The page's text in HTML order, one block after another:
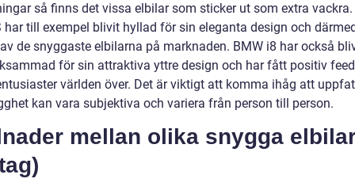
så finns det vissa elbilar som sticker ut som extra vackra.
har till exempel blivit hyllad för sin eleganta design och
de snyggaste elbilarna på marknaden. BMW i8 har också
för sin attraktiva yttre design och har fått positiv
världen över. Det är viktigt att komma ihåg att
kan vara subjektiva och variera från person till person.
mellan olika snygga